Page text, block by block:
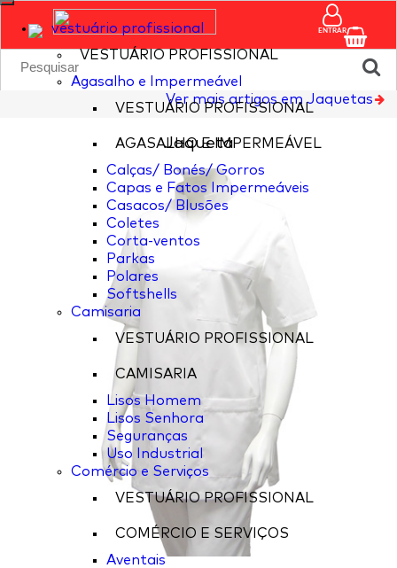
vestuário profissional
VESTUÁRIO PROFISSIONAL
Agasalho e Impermeável
VESTUÁRIO PROFISSIONAL
AGASALHO E IMPERMEÁVEL
Calças/ Bonés/ Gorros
Capas e Fatos Impermeáveis
Casacos/ Blusões
Coletes
Corta-ventos
Parkas
Polares
Softshells
Camisaria
VESTUÁRIO PROFISSIONAL
CAMISARIA
Lisos Homem
Lisos Senhora
Seguranças
Uso Industrial
Comércio e Serviços
VESTUÁRIO PROFISSIONAL
COMÉRCIO E SERVIÇOS
Aventais
ENTRAR
Ver mais artigos em Jaquetas
Jaqueta